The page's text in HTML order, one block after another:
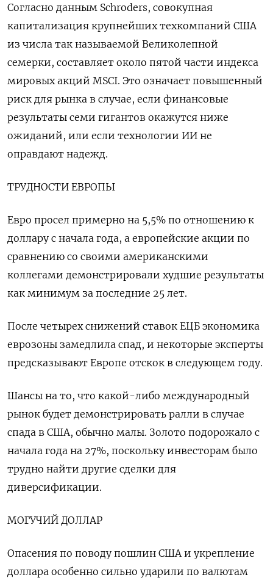
Согласно данным Schroders, совокупная
капитализация крупнейших техкомпаний США
из числа так называемой Великолепной
семерки, составляет около пятой части индекса
мировых акций MSCI. Это означает повышенный
риск для рынка в случае, если финансовые
результаты семи гигантов окажутся ниже
ожиданий, или если технологии ИИ не
оправдают надежд.
ТРУДНОСТИ ЕВРОПЫ
Евро просел примерно на 5,5% по отношению к
доллару с начала года, а европейские акции по
сравнению со своими американскими
коллегами демонстрировали худшие результаты
как минимум за последние 25 лет.
После четырех снижений ставок ЕЦБ экономика
еврозоны замедлила спад, и некоторые эксперты
предсказывают Европе отскок в следующем году.
Шансы на то, что какой-либо международный
рынок будет демонстрировать ралли в случае
спада в США, обычно малы. Золото подорожало с
начала года на 27%, поскольку инвесторам было
трудно найти другие сделки для
диверсификации.
МОГУЧИЙ ДОЛЛАР
Опасения по поводу пошлин США и укрепление
доллара особенно сильно ударили по валютам